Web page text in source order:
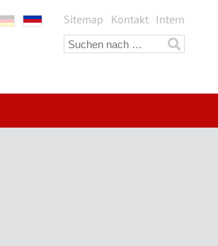
Sitemap Kontakt Intern